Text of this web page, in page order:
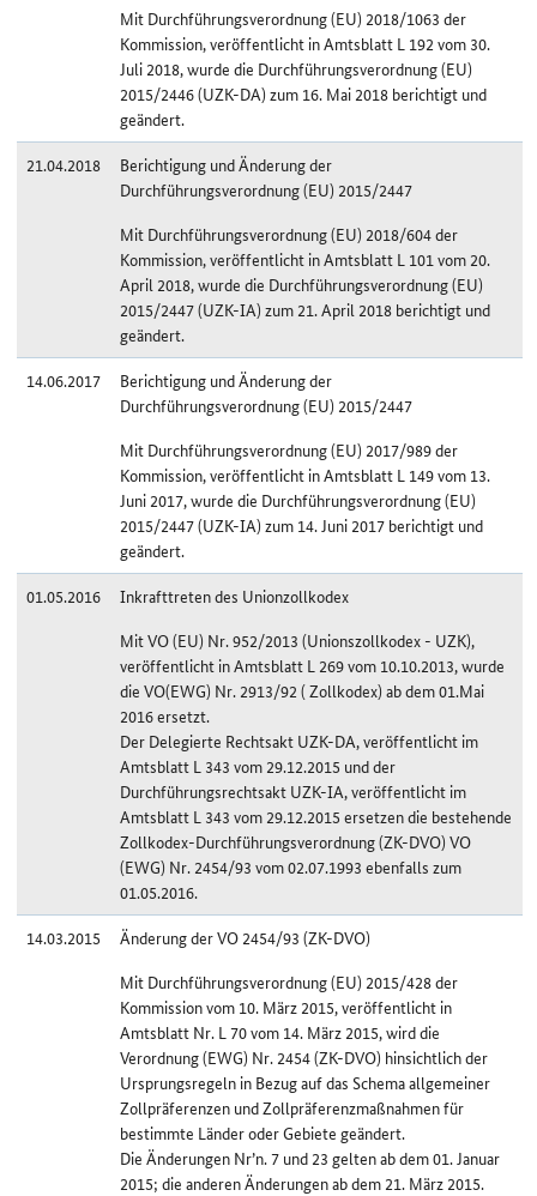
Mit Durchführungsverordnung (EU) 2018/1063 der
Kommission, veröffentlicht in Amtsblatt L 192 vom 30.
Juli 2018, wurde die Durchführungsverordnung (EU)
2015/2446 (UZK-DA) zum 16. Mai 2018 berichtigt und
geändert.
21.04.2018
Berichtigung und Änderung der
Durchführungsverordnung (EU) 2015/2447
Mit Durchführungsverordnung (EU) 2018/604 der
Kommission, veröffentlicht in Amtsblatt L 101 vom 20.
April 2018, wurde die Durchführungsverordnung (EU)
2015/2447 (UZK-IA) zum 21. April 2018 berichtigt und
geändert.
14.06.2017
Berichtigung und Änderung der
Durchführungsverordnung (EU) 2015/2447
Mit Durchführungsverordnung (EU) 2017/989 der
Kommission, veröffentlicht in Amtsblatt L 149 vom 13.
Juni 2017, wurde die Durchführungsverordnung (EU)
2015/2447 (UZK-IA) zum 14. Juni 2017 berichtigt und
geändert.
01.05.2016
Inkrafttreten des Unionzollkodex
Mit VO (EU) Nr. 952/2013 (Unionszollkodex - UZK),
veröffentlicht in Amtsblatt L 269 vom 10.10.2013, wurde
die VO(EWG) Nr. 2913/92 ( Zollkodex) ab dem 01.Mai
2016 ersetzt.
Der Delegierte Rechtsakt UZK-DA, veröffentlicht im
Amtsblatt L 343 vom 29.12.2015 und der
Durchführungsrechtsakt UZK-IA, veröffentlicht im
Amtsblatt L 343 vom 29.12.2015 ersetzen die bestehende
Zollkodex-Durchführungsverordnung (ZK-DVO) VO
(EWG) Nr. 2454/93 vom 02.07.1993 ebenfalls zum
01.05.2016.
14.03.2015
Änderung der VO 2454/93 (ZK-DVO)
Mit Durchführungsverordnung (EU) 2015/428 der
Kommission vom 10. März 2015, veröffentlicht in
Amtsblatt Nr. L 70 vom 14. März 2015, wird die
Verordnung (EWG) Nr. 2454 (ZK-DVO) hinsichtlich der
Ursprungsregeln in Bezug auf das Schema allgemeiner
Zollpräferenzen und Zollpräferenzmaßnahmen für
bestimmte Länder oder Gebiete geändert.
Die Änderungen Nr’n. 7 und 23 gelten ab dem 01. Januar
2015; die anderen Änderungen ab dem 21. März 2015.